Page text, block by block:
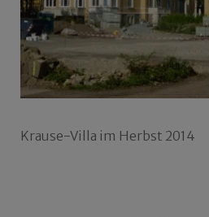
Krause-Villa im Herbst 2014